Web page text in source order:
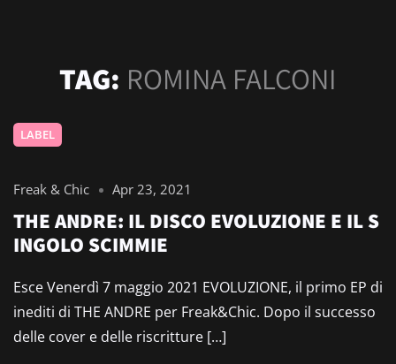
TAG: ROMINA FALCONI
LABEL
Freak & Chic Apr 23, 2021
THE ANDRE: IL DISCO EVOLUZIONE E IL S
INGOLO SCIMMIE
Esce Venerdì 7 maggio 2021 EVOLUZIONE, il primo EP di
inediti di THE ANDRE per Freak&Chic. Dopo il successo
delle cover e delle riscritture […]